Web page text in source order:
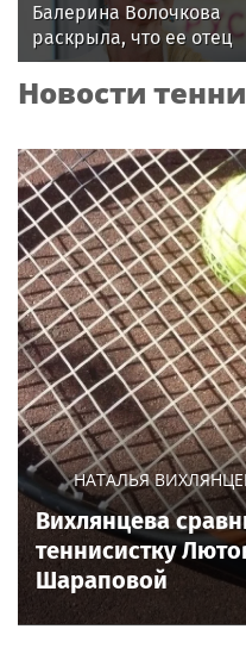
Балерина Волочкова
раскрыла, что ее отец
не может
восстановиться после
Новости
НАТАЛЬЯ
Вихлянцева
теннисистку
Шараповой